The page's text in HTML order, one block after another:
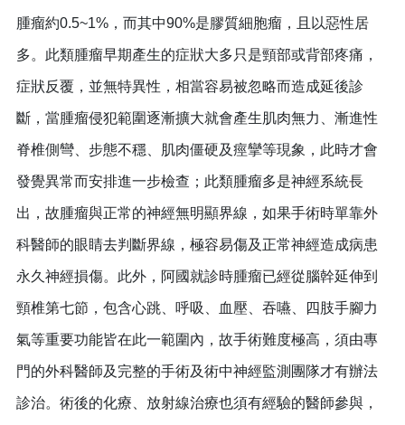
腫瘤約0.5~1%，而其中90%是膠質細胞瘤，且以惡性居
多。此類腫瘤早期產生的症狀大多只是頸部或背部疼痛，
症狀反覆，並無特異性，相當容易被忽略而造成延後診
斷，當腫瘤侵犯範圍逐漸擴大就會產生肌肉無力、漸進性
脊椎側彎、步態不穩、肌肉僵硬及痙攣等現象，此時才會
發覺異常而安排進一步檢查；此類腫瘤多是神經系統長
出，故腫瘤與正常的神經無明顯界線，如果手術時單靠外
科醫師的眼睛去判斷界線，極容易傷及正常神經造成病患
永久神經損傷。此外，阿國就診時腫瘤已經從腦幹延伸到
頸椎第七節，包含心跳、呼吸、血壓、吞嚥、四肢手腳力
氣等重要功能皆在此一範圍內，故手術難度極高，須由專
門的外科醫師及完整的手術及術中神經監測團隊才有辦法
診治。術後的化療、放射線治療也須有經驗的醫師參與，